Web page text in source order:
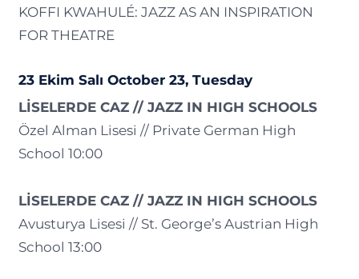
KOFFI KWAHULÉ: JAZZ AS AN INSPIRATION
FOR THEATRE
23 Ekim Salı October 23, Tuesday
LİSELERDE CAZ // JAZZ IN HIGH SCHOOLS
Özel Alman Lisesi // Private German High
School 10:00
LİSELERDE CAZ // JAZZ IN HIGH SCHOOLS
Avusturya Lisesi // St. George’s Austrian High
School 13:00